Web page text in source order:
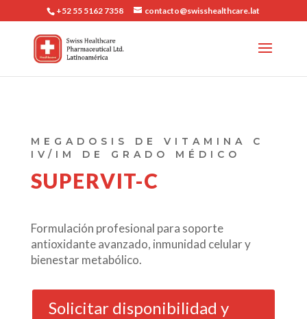
+52 55 5162 7358 contacto@swisshealthcare.lat
MEGADOSIS DE VITAMINA C
IV/IM DE GRADO MÉDICO
SUPERVIT-C
Formulación profesional para soporte
antioxidante avanzado, inmunidad celular y
bienestar metabólico.
Solicitar disponibilidad y